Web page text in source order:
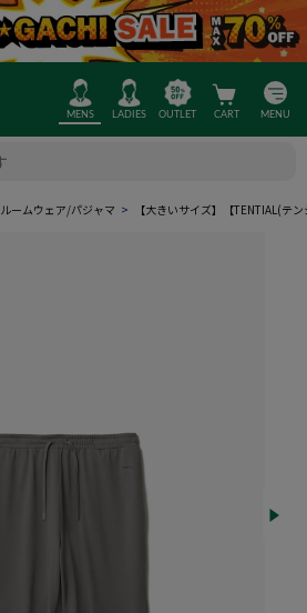
MENS LADIES OUTLET CART MENU
ルームウェア/パジャマ 【大きいサイズ】【TENTIAL(テ